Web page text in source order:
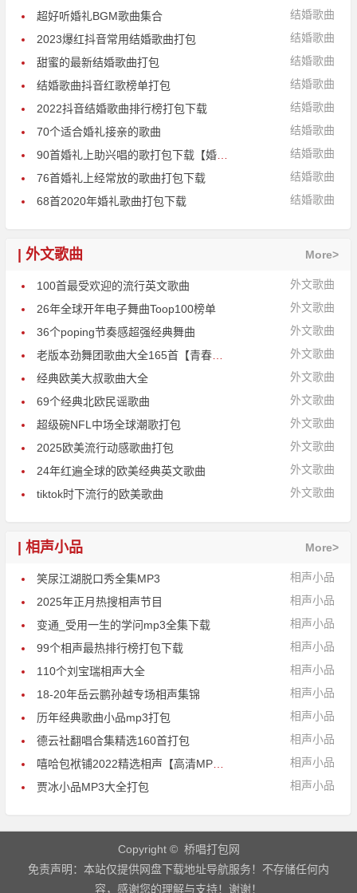
结婚歌曲
超好听婚礼BGM歌曲集合
结婚歌曲
2023爆红抖音常用结婚歌曲打包
结婚歌曲
甜蜜的最新结婚歌曲打包
结婚歌曲
结婚歌曲抖音红歌榜单打包
结婚歌曲
2022抖音结婚歌曲排行榜打包下载
结婚歌曲
70个适合婚礼接亲的歌曲
结婚歌曲
90首婚礼上助兴唱的歌打包下载【婚礼歌单】
结婚歌曲
76首婚礼上经常放的歌曲打包下载
结婚歌曲
68首2020年婚礼歌曲打包下载
| 外文歌曲 More>
外文歌曲
100首最受欢迎的流行英文歌曲
外文歌曲
26年全球开年电子舞曲Toop100榜单
外文歌曲
36个poping节奏感超强经典舞曲
外文歌曲
老版本劲舞团歌曲大全165首【青春回忆】
外文歌曲
经典欧美大叔歌曲大全
外文歌曲
69个经典北欧民谣歌曲
外文歌曲
超级碗NFL中场全球潮歌打包
外文歌曲
2025欧美流行动感歌曲打包
外文歌曲
24年红遍全球的欧美经典英文歌曲
外文歌曲
tiktok时下流行的欧美歌曲
| 相声小品 More>
相声小品
笑尿江湖脱口秀全集MP3
相声小品
2025年正月热搜相声节目
相声小品
变通_受用一生的学问mp3全集下载
相声小品
99个相声最热排行榜打包下载
相声小品
110个刘宝瑞相声大全
相声小品
18-20年岳云鹏孙越专场相声集锦
相声小品
历年经典歌曲小品mp3打包
相声小品
德云社翻唱合集精选160首打包
相声小品
嘻哈包袱铺2022精选相声【高清MP3】
相声小品
贾冰小品MP3大全打包
Copyright © 桥唱打包网
免责声明：本站仅提供网盘下载地址导航服务！不存储任何内
容，感谢您的理解与支持！谢谢！